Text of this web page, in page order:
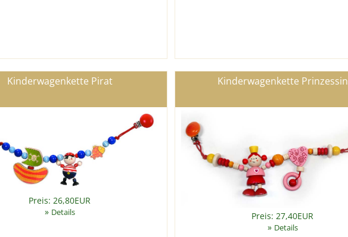
Kinderwagenkette Pirat
Preis: 26,80EUR
» Details
Kinderwagenkette Prinzessin
Preis: 27,40EUR
» Details